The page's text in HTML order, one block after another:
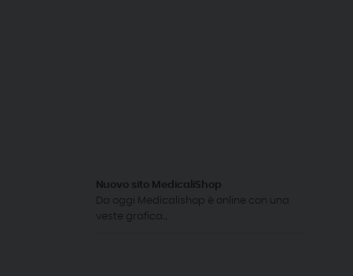
Nuovo sito MedicaliShop
Da oggi Medicalishop è online con una
veste grafica...